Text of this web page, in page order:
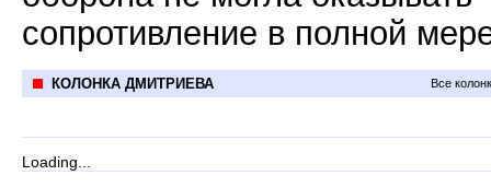
сопротивление в полной
КОЛОНКА ДМИТРИЕВА Все
Loading...